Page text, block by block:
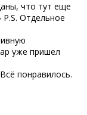
что тут еще
P.S. Отдельное
уже пришел
понравилось.